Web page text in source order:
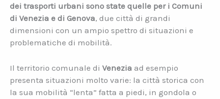
dei trasporti urbani sono state quelle per i Comuni
di Venezia e di Genova, due città di grandi
dimensioni con un ampio spettro di situazioni e
problematiche di mobilità.
Il territorio comunale di Venezia ad esempio
presenta situazioni molto varie: la città storica con
la sua mobilità “lenta” fatta a piedi, in gondola o